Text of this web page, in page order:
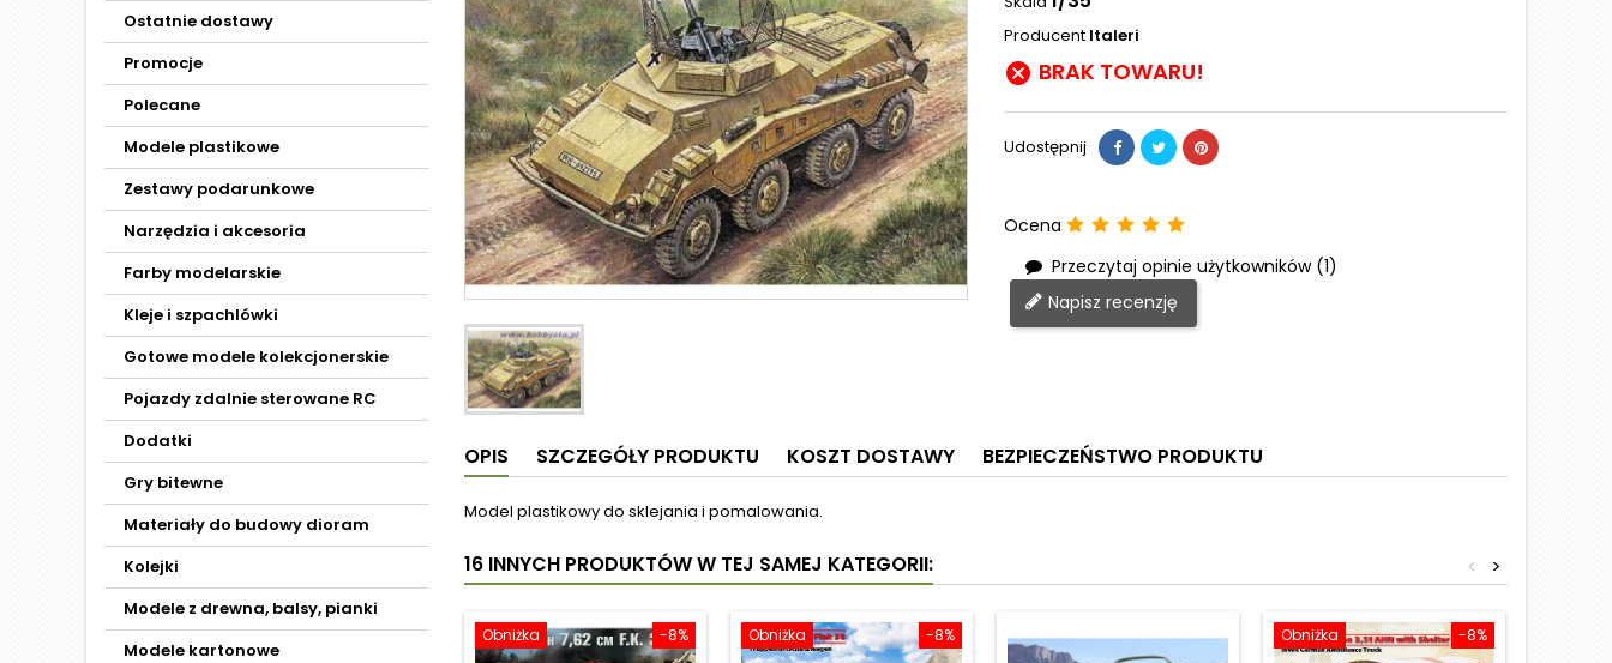
Ostatnie dostawy
Promocje
Polecane
Modele plastikowe
Zestawy podarunkowe
Narzędzia i akcesoria
Farby modelarskie
Kleje i szpachlówki
Gotowe modele kolekcjonerskie
Pojazdy zdalnie sterowane RC
Dodatki
Gry bitewne
Materiały do budowy dioram
Kolejki
Modele z drewna, balsy, pianki
Modele kartonowe
Producent Italeri
 BRAK TOWARU!
Udostępnij
Ocena
Przeczytaj opinie użytkowników (1)
Napisz recenzję
OPIS SZCZEGÓŁY PRODUKTU KOSZT DOSTAWY BEZPIECZEŃSTWO PRODUKTU
Model plastikowy do sklejania i pomalowania.
16 INNYCH PRODUKTÓW W TEJ SAMEJ KATEGORII: >
<
-8%
Obniżka -8%
Obniżka -8%
Obniżka